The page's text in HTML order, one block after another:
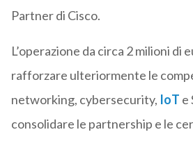
Partner di Cisco.
L’operazione da circa 2 milioni di
rafforzare ulteriormente le
networking, cybersecurity, IoT e
consolidare le partnership e le